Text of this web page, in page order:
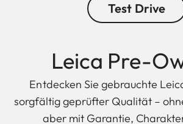
Test Drive
Leica Pre-
Entdecken Sie gebrauchte
sorgfältig geprüfter Qualität –
aber mit Garantie,